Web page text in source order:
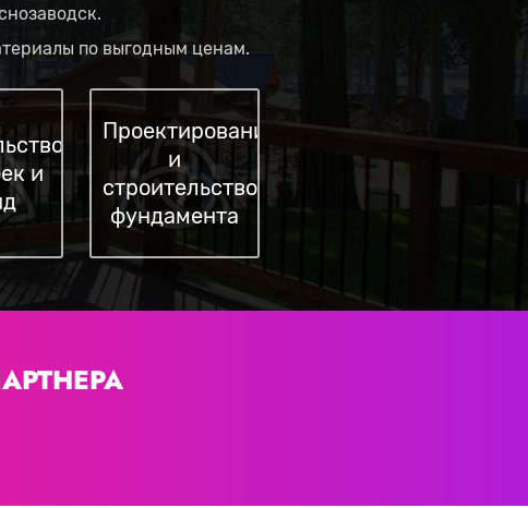
по выгодным ценам.
и
Проектирование
и
строительство
фундамента